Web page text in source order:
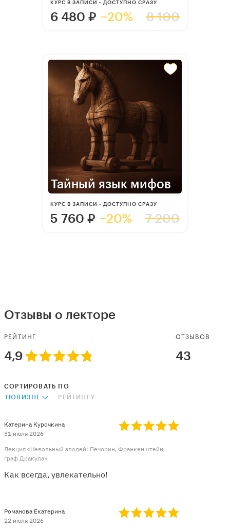
КУРС В ЗАПИСИ • ДОСТУПНО СРАЗУ
6 480 ₽ −20% 8 100
Тайный язык мифов
КУРС В ЗАПИСИ • ДОСТУПНО СРАЗУ
5 760 ₽ −20% 7 200
Отзывы о лекторе
РЕЙТИНГ
4,9
ОТЗЫВОВ
43
СОРТИРОВАТЬ ПО
НОВИЗНЕ
РЕЙТИНГУ
Лекция «Невольный злодей: Печорин, Франкенштейн,
граф Дракула»
Катерина Курочкина
31 июля 2026
Как всегда, увлекательно!
Романова Екатерина
22 июля 2026